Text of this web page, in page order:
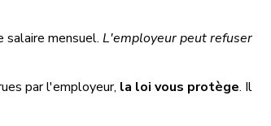
salaire mensuel. L'employeur peut refuser
par l'employeur, la loi vous protège. Il